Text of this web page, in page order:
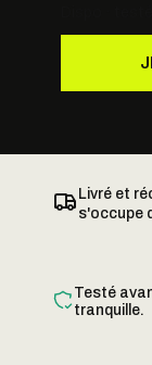
Livré et
s'occupe
Testé
tranquille.